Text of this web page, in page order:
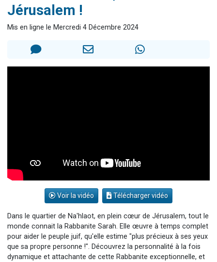
30 personnes viennent de faire un don pour Sauvez la jambe de Yohan
12 nouvelles musiques dans Torah-Box Music
29 personnes viennent de demander une bénédiction
Jérusalem !
Mis en ligne le Mercredi 4 Décembre 2024
Voir la vidéo Télécharger vidéo
Dans le quartier de Na'hlaot, en plein cœur de Jérusalem, tout le
monde connait la Rabbanite Sarah. Elle œuvre à temps complet
pour aider le peuple juif, qu'elle estime "plus précieux à ses yeux
que sa propre personne !". Découvrez la personnalité à la fois
dynamique et attachante de cette Rabbanite exceptionnelle, et